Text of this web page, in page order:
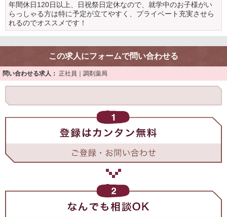
年間休日120日以上、日祝祭日定休なので、就学中のお子様がい
らっしゃる方は特に予定が立てやすく、プライベート充実させら
れるのでオススメです！
この求人にフォームで問い合わせる
問い合わせる求人： 正社員｜調剤薬局